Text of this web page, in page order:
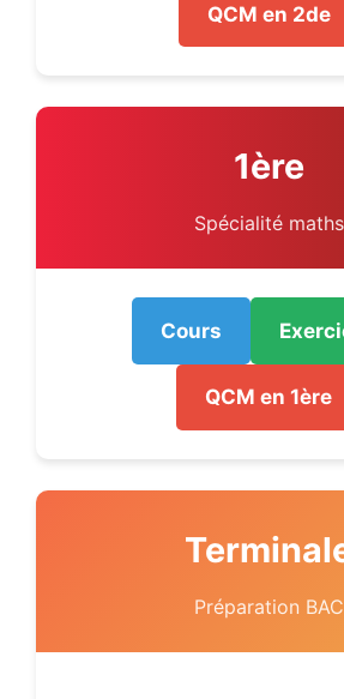
QCM en 2de
1ère
Spécialité maths
Cours
QCM en 1ère
Préparation BAC